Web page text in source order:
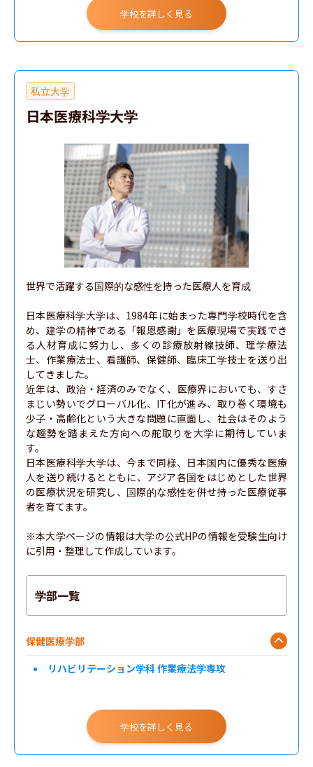
学校を詳しく見る
私立大学
日本医療科学大学
世界で活躍する国際的な感性を持った医療人を育成
日本医療科学大学は、1984年に始まった専門学校時代を含
め、建学の精神である「報恩感謝」を医療現場で実践でき
る人材育成に努力し、多くの診療放射線技師、理学療法
士、作業療法士、看護師、保健師、臨床工学技士を送り出
してきました。
近年は、政治・経済のみでなく、医療界においても、すさ
まじい勢いでグローバル化、IT化が進み、取り巻く環境も
少子・高齢化という大きな問題に直面し、社会はそのよう
な趨勢を踏まえた方向への舵取りを大学に期待していま
す。
日本医療科学大学は、今まで同様、日本国内に優秀な医療
人を送り続けるとともに、アジア各国をはじめとした世界
の医療状況を研究し、国際的な感性を併せ持った医療従事
者を育てます。
※本大学ページの情報は大学の公式HPの情報を受験生向け
に引用・整理して作成しています。
学部一覧
保健医療学部
リハビリテーション学科 作業療法学専攻
学校を詳しく見る